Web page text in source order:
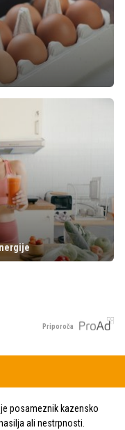
Priporoča
posameznik kazensko
ali nestrpnosti.